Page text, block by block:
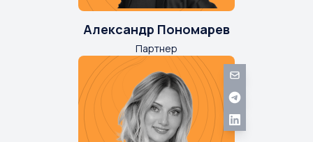
Александр Пономарев
Партнер